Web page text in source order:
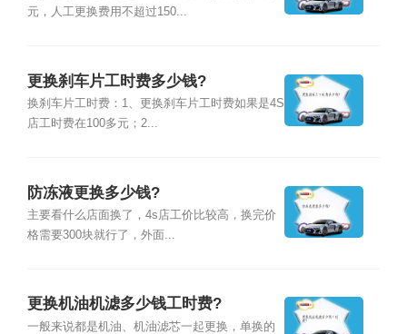
元，人工更换费用不超过150...
更换刹车片工时费多少钱?
换刹车片工时费：1、更换刹车片工时费如果是4S
店工时费在100多元；2...
防冻液更换多少钱?
主要看什么店面换了，4s店工价比较高，换完价
格需要300块就行了，外面...
更换机油机滤多少钱工时费?
一般来说都是机油、机油滤芯一起更换，单换的